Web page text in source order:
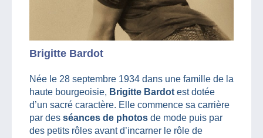
Brigitte Bardot
Née le 28 septembre 1934 dans une famille de la
haute bourgeoisie, Brigitte Bardot est dotée
d’un sacré caractère. Elle commence sa carrière
par des séances de photos de mode puis par
des petits rôles avant d’incarner le rôle de